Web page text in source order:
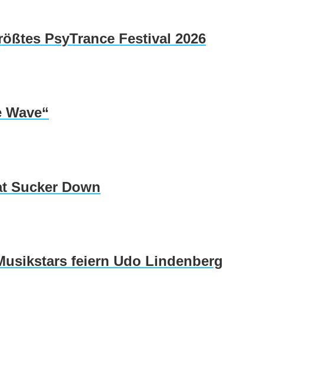
PsyTrance Festival 2026
Sucker Down
feiern Udo Lindenberg